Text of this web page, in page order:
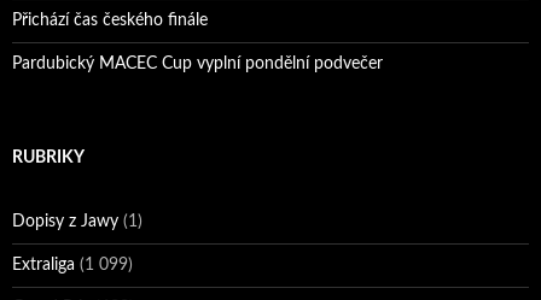
Přichází čas českého finále
Pardubický MACEC Cup vyplní pondělní podvečer
RUBRIKY
Dopisy z Jawy (1)
Extraliga (1 099)